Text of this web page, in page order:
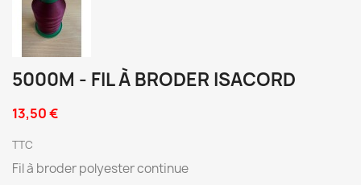
5000M - FIL À BRODER ISACORD
13,50 €
TTC
Fil à broder polyester continue